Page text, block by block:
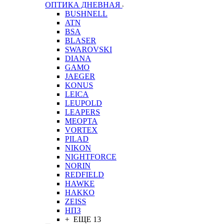
ОПТИКА ДНЕВНАЯ
BUSHNELL
ATN
BSA
BLASER
SWAROVSKI
DIANA
GAMO
JAEGER
KONUS
LEICA
LEUPOLD
LEAPERS
MEOPTA
VORTEX
PILAD
NIKON
NIGHTFORCE
NORIN
REDFIELD
HAWKE
HAKKO
ZEISS
НПЗ
+ ЕЩЕ 13